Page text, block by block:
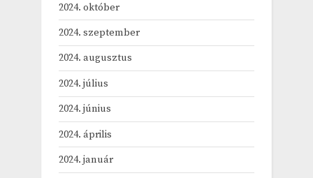
2024. október
2024. szeptember
2024. augusztus
2024. július
2024. június
2024. április
2024. január